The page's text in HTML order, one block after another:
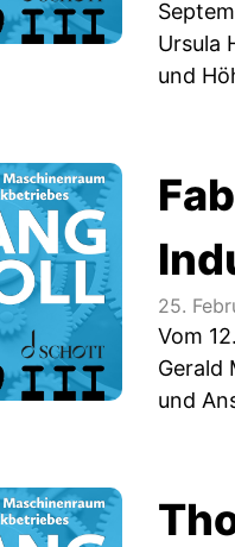
Ursula
und
25.
Vom
Gerald
und